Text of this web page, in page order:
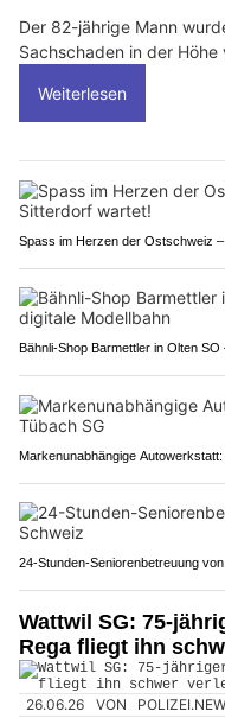
Der 82-jährige Mann
Sachschaden in der
Weiterlesen
Spass im Herzen der Ostschweiz
Bähnli-Shop Barmettler in Olten
Markenunabhängige
24-Stunden-Seniorenbetreuung
Wattwil SG: 75-
Rega fliegt ihn
26.06.26 VON